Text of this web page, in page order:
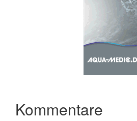
Kommentare